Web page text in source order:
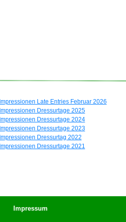
Impressionen Late Entries Februar 2026
Impressionen Dressurtage 2025
Impressionen Dressurtage 2024
Impressionen Dressurtage 2023
Impressionen Dressurtag 2022
Impressionen Dressurtage 2021
Impressum